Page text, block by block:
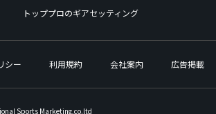
トッププロのギアセッティング
シー 利用規約 会社案内 広告掲載
Sports Marketing,co.ltd